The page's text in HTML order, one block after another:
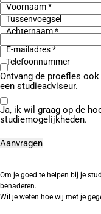
Voornaam *
Tussenvoegsel
Achternaam *
E-mailadres *
Telefoonnummer
Ontvang de proefles
een studieadviseur.
Ja, ik wil graag op de
studiemogelijkheden.
Om je goed te helpen bij je
benaderen.
Wil je weten hoe wij met je